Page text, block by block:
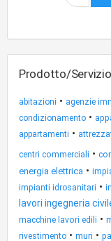
Prodotto/Servizio
abitazioni • agenzie
condizionamento •
appartamenti •
centri commerciali •
energia elettrica •
impianti idrosanitari •
lavori ingegneria
macchine lavori edili •
rivestimento • muri •